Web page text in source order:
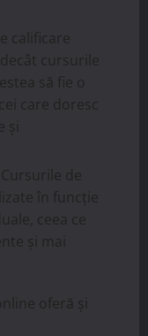
calificare
cursurile
să fie o
care doresc
și
: Cursurile de
în funcție
ceea ce
și mai
oferă și